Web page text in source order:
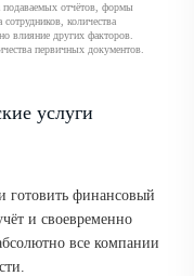
подаваемых отчётов, формы
количества
влияние других факторов.
первичных документов.
услуги
готовить финансовый
и своевременно
все компании